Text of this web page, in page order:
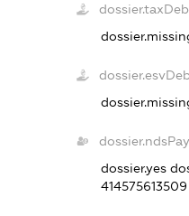
dossier.yes
414575613509